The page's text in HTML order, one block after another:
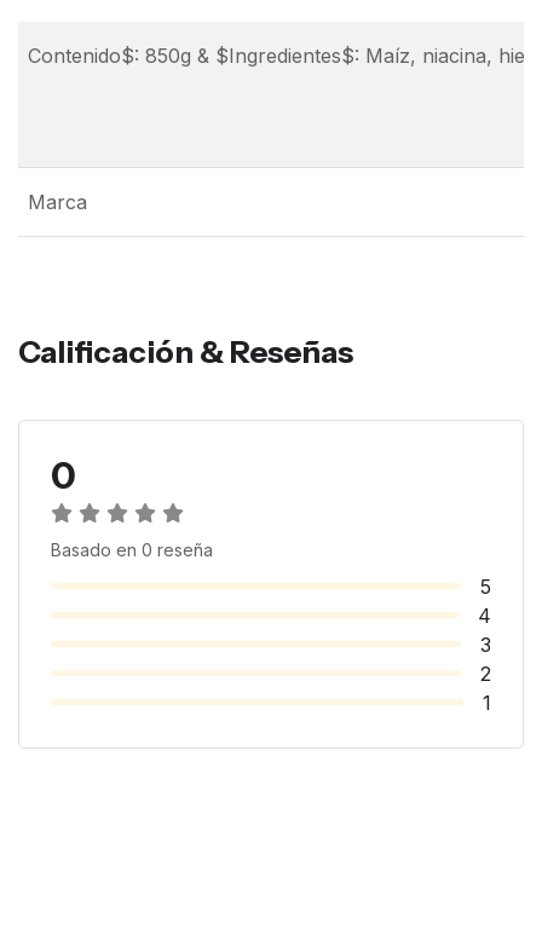
Contenido$: 850g & $Ingredientes$: Maíz, niacina,
Marca
Calificación & Reseñas
0
Basado en 0 reseña
5
4
3
2
1